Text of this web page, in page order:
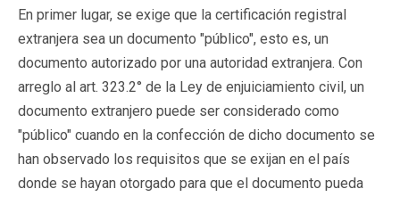
En primer lugar, se exige que la certificación registral
extranjera sea un documento "público", esto es, un
documento autorizado por una autoridad extranjera. Con
arreglo al art. 323.2° de la Ley de enjuiciamiento civil, un
documento extranjero puede ser considerado como
"público" cuando en la confección de dicho documento se
han observado los requisitos que se exijan en el país
donde se hayan otorgado para que el documento pueda